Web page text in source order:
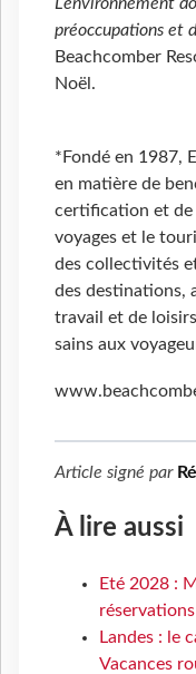
préoccupations et
Beachcomber
Noël.
*Fondé en 1987,
en matière de
certification et de
voyages et le
des collectivités
des destinations,
travail et de
sains aux
Article signé par
À lire aussi
Eté 2028 :
Landes : le
Vacances